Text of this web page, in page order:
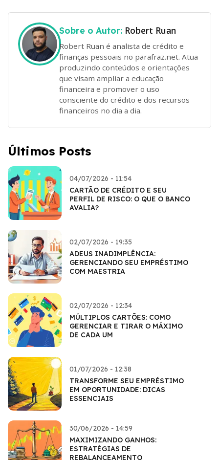
Sobre o Autor: Robert Ruan
Robert Ruan é analista de crédito e
finanças pessoais no parafraz.net. Atua
produzindo conteúdos e orientações
que visam ampliar a educação
financeira e promover o uso
consciente do crédito e dos recursos
financeiros no dia a dia.
Últimos Posts
04/07/2026 - 11:54
CARTÃO DE CRÉDITO E SEU
PERFIL DE RISCO: O QUE O BANCO
AVALIA?
02/07/2026 - 19:35
ADEUS INADIMPLÊNCIA:
GERENCIANDO SEU EMPRÉSTIMO
COM MAESTRIA
02/07/2026 - 12:34
MÚLTIPLOS CARTÕES: COMO
GERENCIAR E TIRAR O MÁXIMO
DE CADA UM
01/07/2026 - 12:38
TRANSFORME SEU EMPRÉSTIMO
EM OPORTUNIDADE: DICAS
ESSENCIAIS
30/06/2026 - 14:59
MAXIMIZANDO GANHOS:
ESTRATÉGIAS DE
REBALANCEAMENTO